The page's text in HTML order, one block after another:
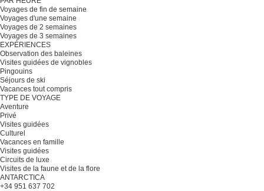
Voyages de fin de semaine
Voyages d'une semaine
Voyages de 2 semaines
Voyages de 3 semaines
EXPÉRIENCES
Observation des baleines
Visites guidées de vignobles
Pingouins
Séjours de ski
Vacances tout compris
TYPE DE VOYAGE
Aventure
Privé
Visites guidées
Culturel
Vacances en famille
Visites guidées
Circuits de luxe
Visites de la faune et de la flore
ANTARCTICA
+34 951 637 702